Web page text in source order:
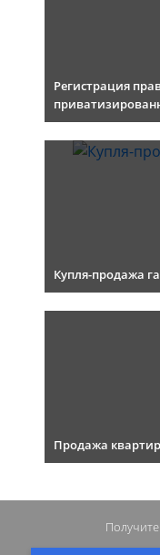
Регистрация
Купля-продажа
Продажа